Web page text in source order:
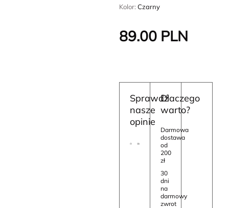
Kolor: Czarny
89.00PLN
Sprawdź
nasze
opinie
Dlaczego
warto?
Darmowa
dostawa
od
200
zł
30
dni
na
darmowy
zwrot